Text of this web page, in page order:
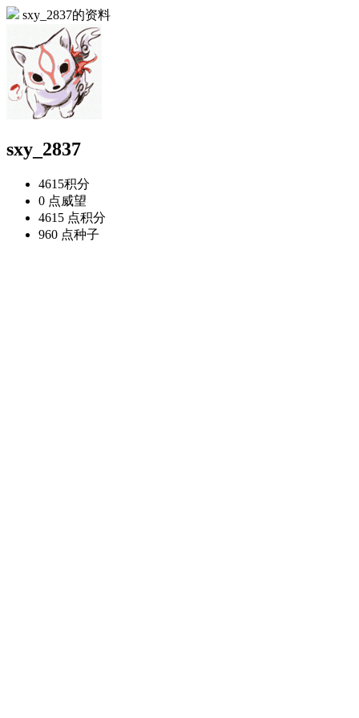
sxy_2837的资料
sxy_2837
4615积分
0 点威望
4615 点积分
960 点种子